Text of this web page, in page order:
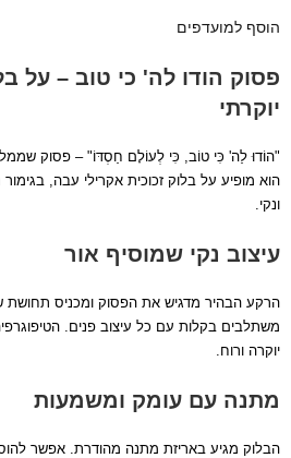
הוסף למועדפים
פסוק הודו לה' כי טוב – על
יוקרתי
"הוֹדוּ לַה' כִּי טוֹב, כִּי לְעוֹלָם חַסְדּוֹ" – פסוק
הוא מופיע על בלוק זכוכית אקרילי עבה,
ונקי.
עיצוב נקי שמוסיף אור
הרקע הבהיר מדגיש את הפסוק ומכניס תחושת
משתלבים בקלות עם כל עיצוב פנים.
יוקרה ורוח.
מתנה עם עומק ומשמעות
הבלוק מגיע באריזת מתנה מהודרת. אפשר